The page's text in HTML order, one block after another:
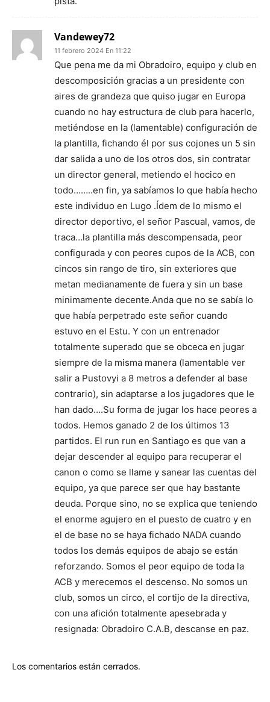
Vandewey72
11 febrero 2024 En 11:22
Que pena me da mi Obradoiro, equipo y club en
descomposición gracias a un presidente con
aires de grandeza que quiso jugar en Europa
cuando no hay estructura de club para hacerlo,
metiéndose en la (lamentable) configuración de
la plantilla, fichando él por sus cojones un 5 sin
dar salida a uno de los otros dos, sin contratar
un director general, metiendo el hocico en
todo……..en fin, ya sabíamos lo que había hecho
este individuo en Lugo .Ídem de lo mismo el
director deportivo, el señor Pascual, vamos, de
traca…la plantilla más descompensada, peor
configurada y con peores cupos de la ACB, con
cincos sin rango de tiro, sin exteriores que
metan medianamente de fuera y sin un base
minimamente decente.Anda que no se sabía lo
que había perpetrado este señor cuando
estuvo en el Estu. Y con un entrenador
totalmente superado que se obceca en jugar
siempre de la misma manera (lamentable ver
salir a Pustovyi a 8 metros a defender al base
contrario), sin adaptarse a los jugadores que le
han dado….Su forma de jugar los hace peores a
todos. Hemos ganado 2 de los últimos 13
partidos. El run run en Santiago es que van a
dejar descender al equipo para recuperar el
canon o como se llame y sanear las cuentas del
equipo, ya que parece ser que hay bastante
deuda. Porque sino, no se explica que teniendo
el enorme agujero en el puesto de cuatro y en
el de base no se haya fichado NADA cuando
todos los demás equipos de abajo se están
reforzando. Somos el peor equipo de toda la
ACB y merecemos el descenso. No somos un
club, somos un circo, el cortijo de la directiva,
con una afición totalmente apesebrada y
resignada: Obradoiro C.A.B, descanse en paz.
Los comentarios están cerrados.